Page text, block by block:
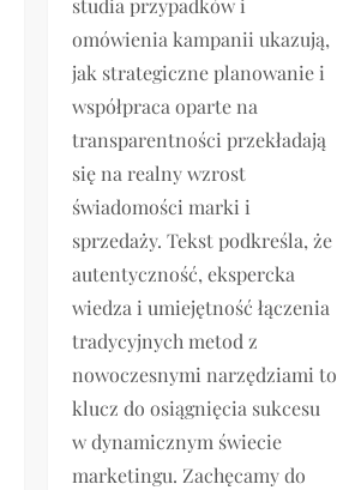
studia przypadków i
omówienia kampanii ukazują,
jak strategiczne planowanie i
współpraca oparte na
transparentności przekładają
się na realny wzrost
świadomości marki i
sprzedaży. Tekst podkreśla, że
autentyczność, ekspercka
wiedza i umiejętność łączenia
tradycyjnych metod z
nowoczesnymi narzędziami to
klucz do osiągnięcia sukcesu
w dynamicznym świecie
marketingu. Zachęcamy do